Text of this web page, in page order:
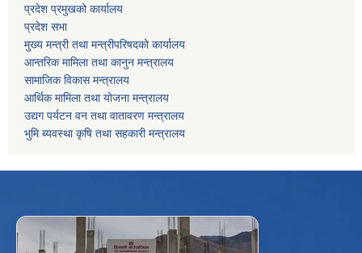
प्रदेश प्रमुखको कार्यालय
प्रदेश सभा
मुख्य मन्त्री तथा मन्त्रीपरिषदको कार्यालय
आन्तरिक मामिला तथा कानुन मन्त्रालय
सामाजिक विकास मन्त्रालय
आर्थिक मामिला तथा योजना मन्त्रालय
उद्यग पर्यटन वन तथा वातावरण मन्त्रालय
भुमि ब्यवस्था कृषि तथा सहकारी मन्त्रालय
f Facebook ⋯